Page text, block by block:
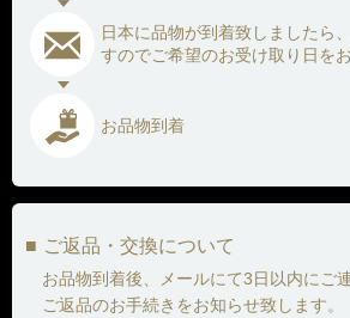
日本に品物が到着致しましたら
すのでご希望のお受け取り日を
お品物到着
ご返品・交換について
お品物到着後、メールにて3日以内にご
ご返品のお手続きをお知らせ致します。